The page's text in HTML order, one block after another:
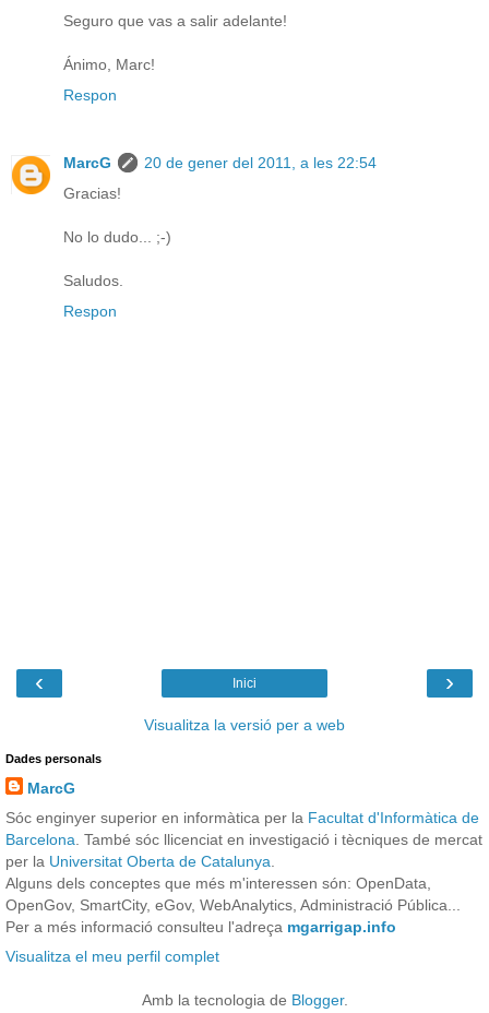
Seguro que vas a salir adelante!
Ánimo, Marc!
Respon
MarcG
20 de gener del 2011, a les 22:54
Gracias!
No lo dudo... ;-)
Saludos.
Respon
‹ ›
Inici
Visualitza la versió per a web
Dades personals
MarcG
Sóc enginyer superior en informàtica per la Facultat d'Informàtica de
Barcelona . També sóc llicenciat en investigació i tècniques de mercat
per la Universitat Oberta de Catalunya
Alguns dels conceptes que més m'interessen són: OpenData,
OpenGov, SmartCity, eGov, WebAnalytics, Administració Pública...
Per a més informació consulteu l'adreça mgarrigap.info
Visualitza el meu perfil complet
Amb la tecnologia de Blogger.